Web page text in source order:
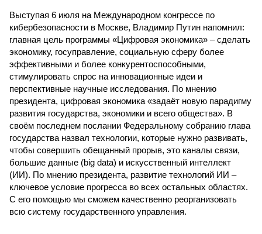
Выступая 6 июля на Международном конгрессе по
кибербезопасности в Москве, Владимир Путин напомнил:
главная цель программы «Цифровая экономика» – сделать
экономику, госуправление, социальную сферу более
эффективными и более конкурентоспособными,
стимулировать спрос на инновационные идеи и
перспективные научные исследования. По мнению
президента, цифровая экономика «задаёт новую парадигму
развития государства, экономики и всего общества». В
своём последнем послании Федеральному собранию глава
государства назвал технологии, которые нужно развивать,
чтобы совершить обещанный прорыв, это каналы связи,
большие данные (big data) и искусственный интеллект
(ИИ). По мнению президента, развитие технологий ИИ –
ключевое условие прогресса во всех остальных областях.
С его помощью мы сможем качественно реорганизовать
всю систему государственного управления.